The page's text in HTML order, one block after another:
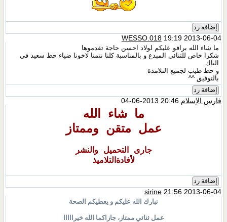
إضافة رد
WESSO.01819:19 2013-06-04
ما شاء الله برافو عليكم لولاد احسن حاجة تقدموها
شكرا خاص للثنائي المبدع و بالمناسبة كلنا نتمنا لاخونا ضياء حظ سعيد في
الباك
و حظ طيب لجميع التلامذة
بالتوفيق ^^
إضافة رد
فارس الإسلام 20:46 2013-06-04
ما شاء الله
عمل متقن وممتاز
جارى التحميل والنشر
لأفادةالتلاميذ
إضافة رد
sirine21:56 2013-06-04
تبارك الله عليكم و يعطيكم الصحة
عمل ثنائي ممتاز، جازاكما الله خيرااااا